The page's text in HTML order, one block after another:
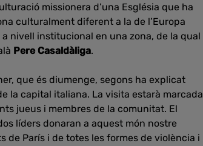
missionera d’una Església que ha
culturalment diferent a la de l’Europa
nivell institucional en una zona, de la qual
Pere Casaldàliga.
que és diumenge, segons ha explicat
la capital italiana. La visita estarà marcada
jueus i membres de la comunitat. El
líders donaran a aquest món nostre
París i de totes les formes de violència i